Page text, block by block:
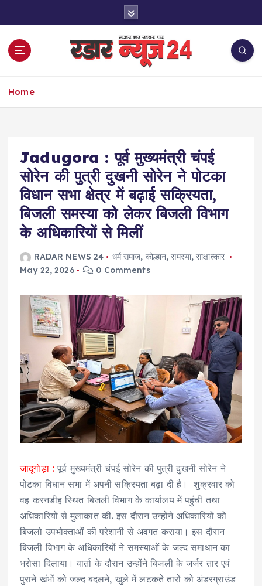
Home
Jadugora : पूर्व मुख्यमंत्री चंपई
सोरेन की पुत्री दुखनी सोरेन ने पोटका
विधान सभा क्षेत्र में बढ़ाई सक्रियता,
बिजली समस्या को लेकर बिजली विभाग
के अधिकारियों से मिलीं
RADAR NEWS 24 धर्म समाज, कोल्हान,समस्या,साक्षात्कार
May 22, 2026
0 Comments
जादूगोड़ा : पूर्व मुख्यमंत्री चंपई सोरेन की पुत्री दुखनी सोरेन ने
पोटका विधान सभा में अपनी सक्रियता बढ़ा दी है। शुक्रवार को
वह करनडीह स्थित बिजली विभाग के कार्यालय में पहुंचीं तथा
अधिकारियों से मुलाकात की. इस दौरान उन्होंने अधिकारियों को
बिजलो उपभोक्ताओं की परेशानी से अवगत कराया। इस दौरान
बिजली विभाग के अधिकारियों ने समस्याओं के जल्द समाधान का
भरोसा दिलाया। वार्ता के दौरान उन्होंने बिजली के जर्जर तार एवं
पुराने खंभों को जल्द बदलने, खुले में लटकते तारों को अंडरग्राउंड